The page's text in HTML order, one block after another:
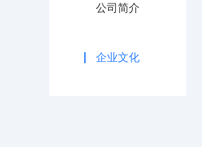
公司简介
企业文化